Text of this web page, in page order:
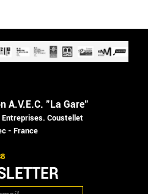
A.V.E.C. "La Gare"
Entreprises. Coustellet
- France